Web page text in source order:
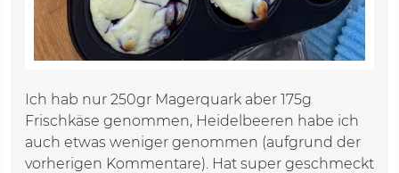
Ich hab nur 250gr Magerquark aber 175g
Frischkäse genommen, Heidelbeeren habe ich
auch etwas weniger genommen (aufgrund der
vorherigen Kommentare). Hat super geschmeckt